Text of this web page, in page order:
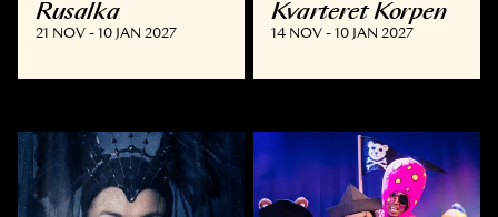
Rusalka
21 NOV - 10 JAN 2027
Kvarteret Korpen
14 NOV - 10 JAN 2027